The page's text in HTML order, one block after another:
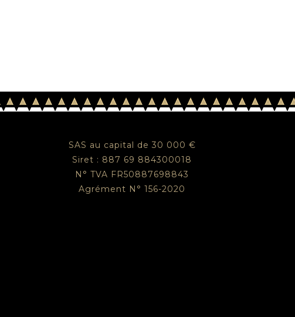
SAS au capital de 30 000 €
Siret : 887 69 884300018
N° TVA FR50887698843
Agrément N° 156-2020